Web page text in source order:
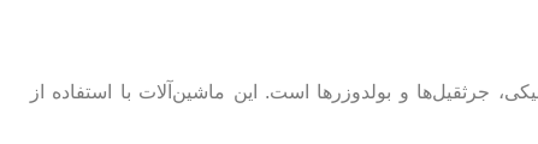
جرثقیل‌ها و بولدوزرها است. این ماشین‌آلات با استفاده از